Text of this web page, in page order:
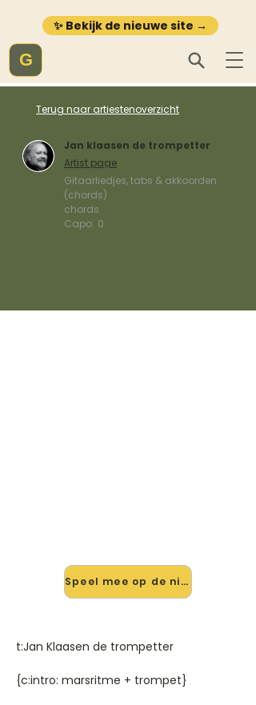
✨ Bekijk de nieuwe site →
G
Terug naar artiestenoverzicht
Jan klaasen de trompetter
Artist page
Gitaarliedjes, tabs & akkoorden
(chords)
chords
Capo: 0
Speel mee op de nieuwe site →
t:Jan Klaasen de trompetter
{c:intro: marsritme + trompet}